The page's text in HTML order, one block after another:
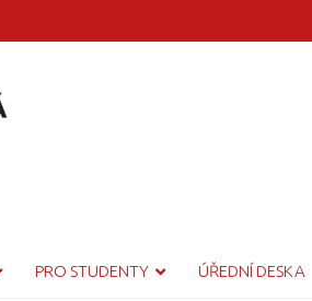
PRO STUDENTY ÚŘEDNÍ DESKA